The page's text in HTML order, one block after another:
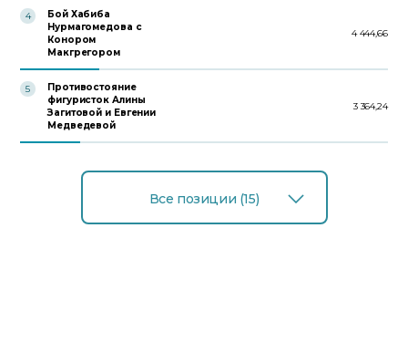
4
Бой Хабиба
Нурмагомедова с
Конором
Макгрегором
4 444,66
5
Противостояние
фигуристок Алины
Загитовой и Евгении
Медведевой
3 364,24
Все позиции (15)